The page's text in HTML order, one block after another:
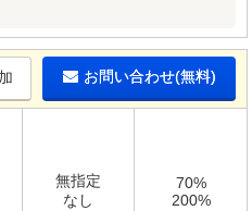
お問い合わせ(無料)
無指定
なし
70%
200%